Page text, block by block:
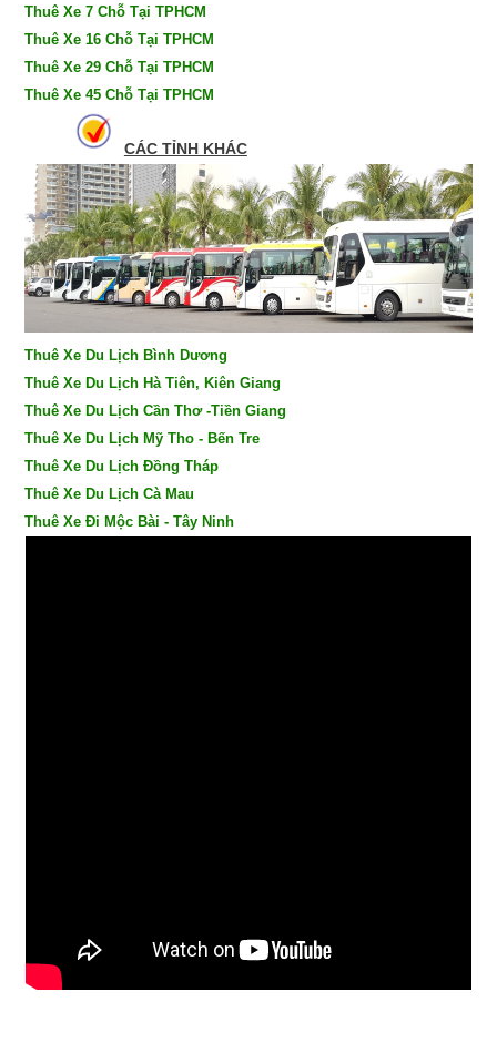
Thuê Xe 7 Chỗ Tại TPHCM
Thuê Xe 16 Chỗ Tại TPHCM
Thuê Xe 29 Chỗ Tại TPHCM
Thuê Xe 45 Chỗ Tại TPHCM
CÁC TỈNH KHÁC
Thuê Xe Du Lịch Bình Dương
Thuê Xe Du Lịch Hà Tiên, Kiên Giang
Thuê Xe Du Lịch Cần Thơ -Tiền Giang
Thuê Xe Du Lịch Mỹ Tho - Bến Tre
Thuê Xe Du Lịch Đồng Tháp
Thuê Xe Du Lịch Cà Mau
Thuê Xe Đi Mộc Bài - Tây Ninh